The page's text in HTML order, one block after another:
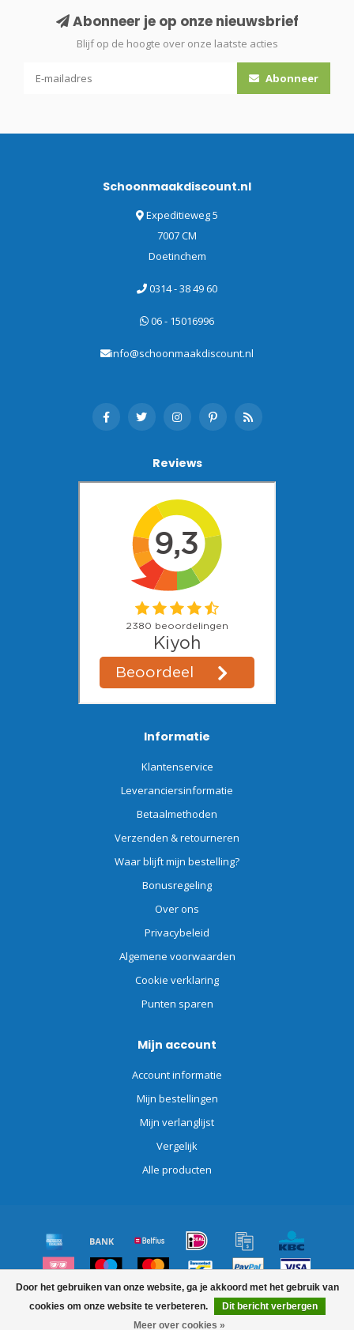
Door het gebruiken van onze website, ga je akkoord met het gebruik van
cookies om onze website te verbeteren.
Dit bericht verbergen
Meer over cookies »
Abonneer je op onze nieuwsbrief
Blijf op de hoogte over onze laatste acties
Abonneer
Schoonmaakdiscount.nl
Expeditieweg 5
7007 CM
Doetinchem
0314 - 38 49 60
06 - 15016996
info@schoonmaakdiscount.nl
Reviews
Informatie
Klantenservice
Leveranciersinformatie
Betaalmethoden
Verzenden & retourneren
Waar blijft mijn bestelling?
Bonusregeling
Over ons
Privacybeleid
Algemene voorwaarden
Cookie verklaring
Punten sparen
Mijn account
Account informatie
Mijn bestellingen
Mijn verlanglijst
Vergelijk
Alle producten
© Copyright 2026 Schoonmaakdiscount.nl
FILTERS